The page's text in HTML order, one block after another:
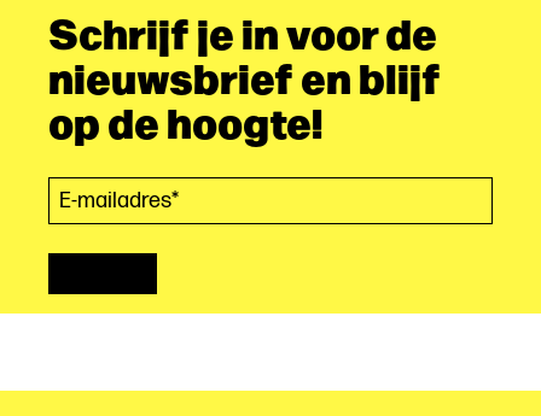
Schrijf je in voor de
nieuwsbrief en blijf
op de hoogte!